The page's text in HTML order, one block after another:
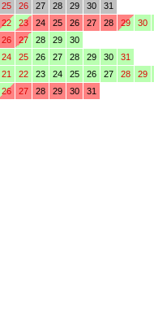
25 26 27 28 29 30
31
22 23 24 25 26 27 28 29 30
26 27 28 29
30
24 25 26 27 28 29 30
31
21 22 23 24 25 26 27 28 29
26 27 28 29 30 31